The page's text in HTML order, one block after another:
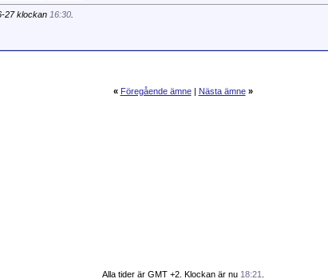
27 klockan 16:30
« Föregående ämne| Nästa ämne »
Alla tider är GMT +2. Klockan är nu 18:21